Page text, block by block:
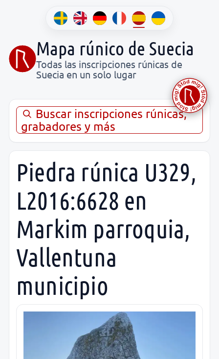
Mapa rúnico de Suecia
Todas las inscripciones rúnicas de
Suecia en un solo lugar
Buscar inscripciones rúnicas,
grabadores y más
Piedra rúnica U329,
L2016:6628 en
Markim parroquia,
Vallentuna
municipio